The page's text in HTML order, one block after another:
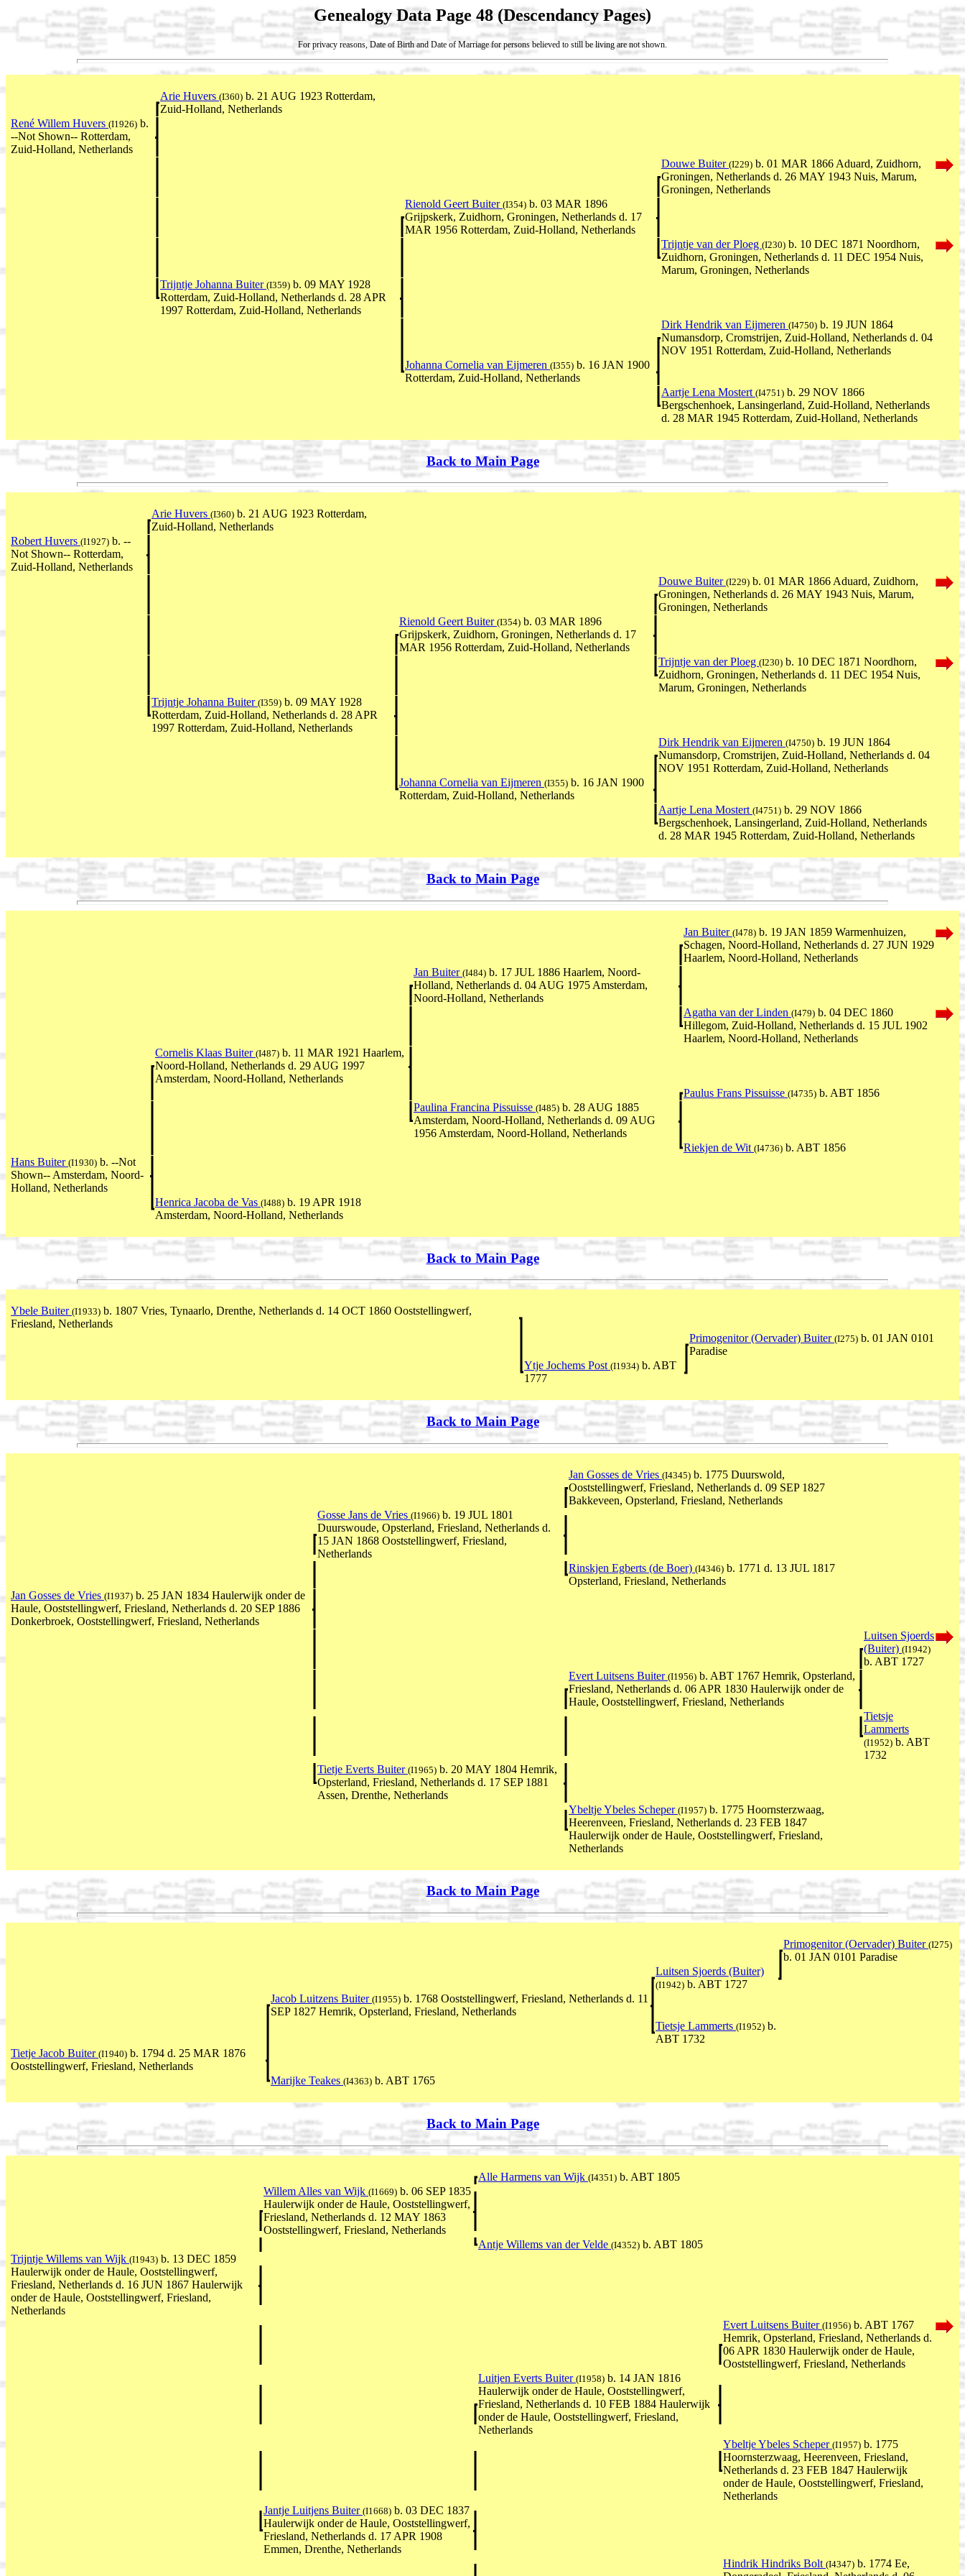
Genealogy Data Page 48 (Descendancy Pages)
For privacy reasons, Date of Birth and Date of Marriage for persons believed to still be living are not shown.
Arie Huvers (I360) b. 21 AUG 1923 Rotterdam,
Zuid-Holland, Netherlands
René Willem Huvers (I1926) b.
--Not Shown-- Rotterdam,
Zuid-Holland, Netherlands
Douwe Buiter (I229) b. 01 MAR 1866 Aduard, Zuidhorn,
Groningen, Netherlands d. 26 MAY 1943 Nuis, Marum,
Groningen, Netherlands
Rienold Geert Buiter (I354) b. 03 MAR 1896
Grijpskerk, Zuidhorn, Groningen, Netherlands d. 17
MAR 1956 Rotterdam, Zuid-Holland, Netherlands
Trijntje van der Ploeg (I230) b. 10 DEC 1871 Noordhorn,
Zuidhorn, Groningen, Netherlands d. 11 DEC 1954 Nuis,
Marum, Groningen, Netherlands
Trijntje Johanna Buiter (I359) b. 09 MAY 1928
Rotterdam, Zuid-Holland, Netherlands d. 28 APR
1997 Rotterdam, Zuid-Holland, Netherlands
Dirk Hendrik van Eijmeren (I4750) b. 19 JUN 1864
Numansdorp, Cromstrijen, Zuid-Holland, Netherlands d. 04
NOV 1951 Rotterdam, Zuid-Holland, Netherlands
Johanna Cornelia van Eijmeren (I355) b. 16 JAN 1900
Rotterdam, Zuid-Holland, Netherlands
Aartje Lena Mostert (I4751) b. 29 NOV 1866
Bergschenhoek, Lansingerland, Zuid-Holland, Netherlands
d. 28 MAR 1945 Rotterdam, Zuid-Holland, Netherlands
Back to Main Page
Arie Huvers (I360) b. 21 AUG 1923 Rotterdam,
Zuid-Holland, Netherlands
Robert Huvers (I1927) b. --
Not Shown-- Rotterdam,
Zuid-Holland, Netherlands
Douwe Buiter (I229) b. 01 MAR 1866 Aduard, Zuidhorn,
Groningen, Netherlands d. 26 MAY 1943 Nuis, Marum,
Groningen, Netherlands
Rienold Geert Buiter (I354) b. 03 MAR 1896
Grijpskerk, Zuidhorn, Groningen, Netherlands d. 17
MAR 1956 Rotterdam, Zuid-Holland, Netherlands
Trijntje van der Ploeg (I230) b. 10 DEC 1871 Noordhorn,
Zuidhorn, Groningen, Netherlands d. 11 DEC 1954 Nuis,
Marum, Groningen, Netherlands
Trijntje Johanna Buiter (I359) b. 09 MAY 1928
Rotterdam, Zuid-Holland, Netherlands d. 28 APR
1997 Rotterdam, Zuid-Holland, Netherlands
Dirk Hendrik van Eijmeren (I4750) b. 19 JUN 1864
Numansdorp, Cromstrijen, Zuid-Holland, Netherlands d. 04
NOV 1951 Rotterdam, Zuid-Holland, Netherlands
Johanna Cornelia van Eijmeren (I355) b. 16 JAN 1900
Rotterdam, Zuid-Holland, Netherlands
Aartje Lena Mostert (I4751) b. 29 NOV 1866
Bergschenhoek, Lansingerland, Zuid-Holland, Netherlands
d. 28 MAR 1945 Rotterdam, Zuid-Holland, Netherlands
Back to Main Page
Jan Buiter (I478) b. 19 JAN 1859 Warmenhuizen,
Schagen, Noord-Holland, Netherlands d. 27 JUN 1929
Haarlem, Noord-Holland, Netherlands
Jan Buiter (I484) b. 17 JUL 1886 Haarlem, Noord-
Holland, Netherlands d. 04 AUG 1975 Amsterdam,
Noord-Holland, Netherlands
Agatha van der Linden (I479) b. 04 DEC 1860
Hillegom, Zuid-Holland, Netherlands d. 15 JUL 1902
Haarlem, Noord-Holland, Netherlands
Cornelis Klaas Buiter (I487) b. 11 MAR 1921 Haarlem,
Noord-Holland, Netherlands d. 29 AUG 1997
Amsterdam, Noord-Holland, Netherlands
Paulus Frans Pissuisse (I4735) b. ABT 1856
Paulina Francina Pissuisse (I485) b. 28 AUG 1885
Amsterdam, Noord-Holland, Netherlands d. 09 AUG
1956 Amsterdam, Noord-Holland, Netherlands
Riekjen de Wit (I4736) b. ABT 1856
Hans Buiter (I1930) b. --Not
Shown-- Amsterdam, Noord-
Holland, Netherlands
Henrica Jacoba de Vas (I488) b. 19 APR 1918
Amsterdam, Noord-Holland, Netherlands
Back to Main Page
Ybele Buiter (I1933) b. 1807 Vries, Tynaarlo, Drenthe, Netherlands d. 14 OCT 1860 Ooststellingwerf,
Friesland, Netherlands
Primogenitor (Oervader) Buiter (I275) b. 01 JAN 0101
Paradise
Ytje Jochems Post (I1934) b. ABT
1777
Back to Main Page
Jan Gosses de Vries (I4345) b. 1775 Duurswold,
Ooststellingwerf, Friesland, Netherlands d. 09 SEP 1827
Bakkeveen, Opsterland, Friesland, Netherlands
Gosse Jans de Vries (I1966) b. 19 JUL 1801
Duurswoude, Opsterland, Friesland, Netherlands d.
15 JAN 1868 Ooststellingwerf, Friesland,
Netherlands
Rinskjen Egberts (de Boer) (I4346) b. 1771 d. 13 JUL 1817
Opsterland, Friesland, Netherlands
Jan Gosses de Vries (I1937) b. 25 JAN 1834 Haulerwijk onder de
Haule, Ooststellingwerf, Friesland, Netherlands d. 20 SEP 1886
Donkerbroek, Ooststellingwerf, Friesland, Netherlands
Luitsen Sjoerds
(Buiter) (I1942)
b. ABT 1727
Evert Luitsens Buiter (I1956) b. ABT 1767 Hemrik, Opsterland,
Friesland, Netherlands d. 06 APR 1830 Haulerwijk onder de
Haule, Ooststellingwerf, Friesland, Netherlands
Tietsje
Lammerts
(I1952) b. ABT
1732
Tietje Everts Buiter (I1965) b. 20 MAY 1804 Hemrik,
Opsterland, Friesland, Netherlands d. 17 SEP 1881
Assen, Drenthe, Netherlands
Ybeltje Ybeles Scheper (I1957) b. 1775 Hoornsterzwaag,
Heerenveen, Friesland, Netherlands d. 23 FEB 1847
Haulerwijk onder de Haule, Ooststellingwerf, Friesland,
Netherlands
Back to Main Page
Primogenitor (Oervader) Buiter (I275)
b. 01 JAN 0101 Paradise
Luitsen Sjoerds (Buiter)
(I1942) b. ABT 1727
Jacob Luitzens Buiter (I1955) b. 1768 Ooststellingwerf, Friesland, Netherlands d. 11
SEP 1827 Hemrik, Opsterland, Friesland, Netherlands
Tietsje Lammerts (I1952) b.
ABT 1732
Tietje Jacob Buiter (I1940) b. 1794 d. 25 MAR 1876
Ooststellingwerf, Friesland, Netherlands
Marijke Teakes (I4363) b. ABT 1765
Back to Main Page
Alle Harmens van Wijk (I4351) b. ABT 1805
Willem Alles van Wijk (I1669) b. 06 SEP 1835
Haulerwijk onder de Haule, Ooststellingwerf,
Friesland, Netherlands d. 12 MAY 1863
Ooststellingwerf, Friesland, Netherlands
Antje Willems van der Velde (I4352) b. ABT 1805
Trijntje Willems van Wijk (I1943) b. 13 DEC 1859
Haulerwijk onder de Haule, Ooststellingwerf,
Friesland, Netherlands d. 16 JUN 1867 Haulerwijk
onder de Haule, Ooststellingwerf, Friesland,
Netherlands
Evert Luitsens Buiter (I1956) b. ABT 1767
Hemrik, Opsterland, Friesland, Netherlands d.
06 APR 1830 Haulerwijk onder de Haule,
Ooststellingwerf, Friesland, Netherlands
Luitjen Everts Buiter (I1958) b. 14 JAN 1816
Haulerwijk onder de Haule, Ooststellingwerf,
Friesland, Netherlands d. 10 FEB 1884 Haulerwijk
onder de Haule, Ooststellingwerf, Friesland,
Netherlands
Ybeltje Ybeles Scheper (I1957) b. 1775
Hoornsterzwaag, Heerenveen, Friesland,
Netherlands d. 23 FEB 1847 Haulerwijk
onder de Haule, Ooststellingwerf, Friesland,
Netherlands
Jantje Luitjens Buiter (I1668) b. 03 DEC 1837
Haulerwijk onder de Haule, Ooststellingwerf,
Friesland, Netherlands d. 17 APR 1908
Emmen, Drenthe, Netherlands
Hindrik Hindriks Bolt (I4347) b. 1774 Ee,